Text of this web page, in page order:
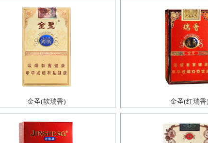
金圣(软瑞香) 金圣(红瑞香